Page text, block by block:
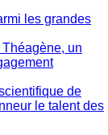
les grandes
un
de
le talent des